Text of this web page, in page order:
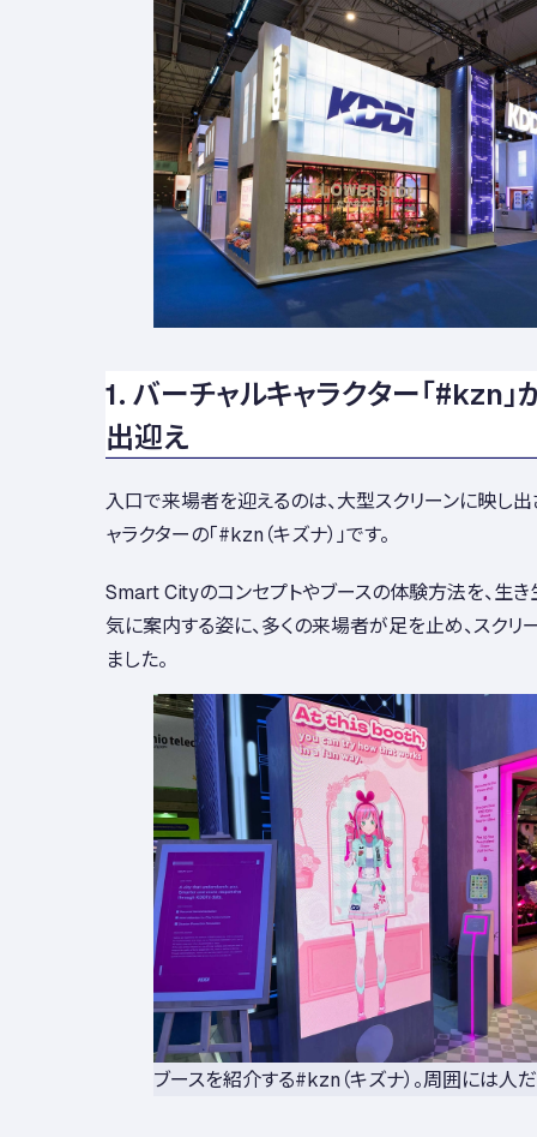
1. バーチャルキャラクター「#kzn
出迎え
入口で来場者を迎えるのは、大型スクリーンに映し
ャラクターの「#kzn（キズナ）」です。
Smart Cityのコンセプトやブースの体験方法を、生
気に案内する姿に、多くの来場者が足を止め、スクリ
ました。
ブースを紹介する#kzn（キズナ）。周囲には人